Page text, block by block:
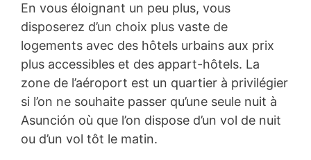
En vous éloignant un peu plus, vous
disposerez d’un choix plus vaste de
logements avec des hôtels urbains aux prix
plus accessibles et des appart-hôtels. La
zone de l’aéroport est un quartier à privilégier
si l’on ne souhaite passer qu’une seule nuit à
Asunción où que l’on dispose d’un vol de nuit
ou d’un vol tôt le matin.